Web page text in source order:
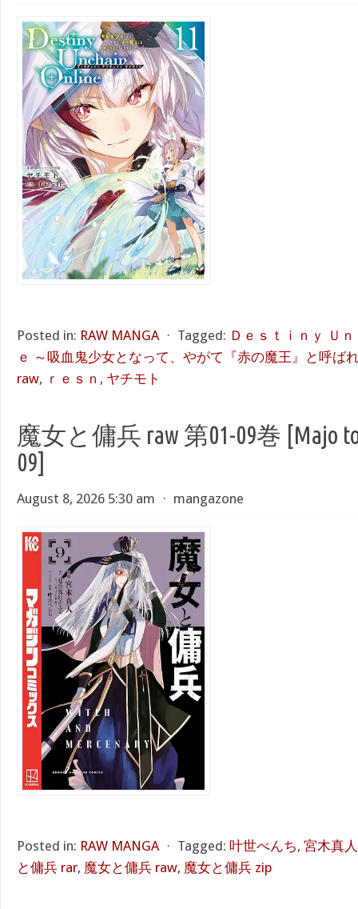
Posted in: RAW MANGA ⋅ Tagged: Ｄｅｓｔｉｎｙ Ｕ
ｅ ～吸血鬼少女となって、やがて『赤の魔王』と呼ば
raw, ｒｅｓｎ , ヤチモト
魔女と傭兵 raw 第01-09巻 [Majo to
09]
August 8, 2026 5:30 am ⋅ mangazone
Posted in: RAW MANGA ⋅ Tagged: 叶世べんち, 宮木真人
と傭兵 rar, 魔女と傭兵 raw, 魔女と傭兵 zip